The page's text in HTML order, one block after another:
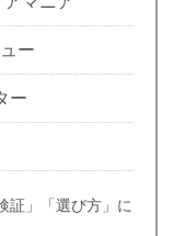
ー
ー
証」「選び方」に